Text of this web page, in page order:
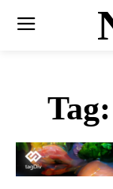
Tag: